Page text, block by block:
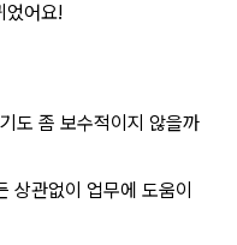
었어요!
도 좀 보수적이지 않을까
상관없이 업무에 도움이